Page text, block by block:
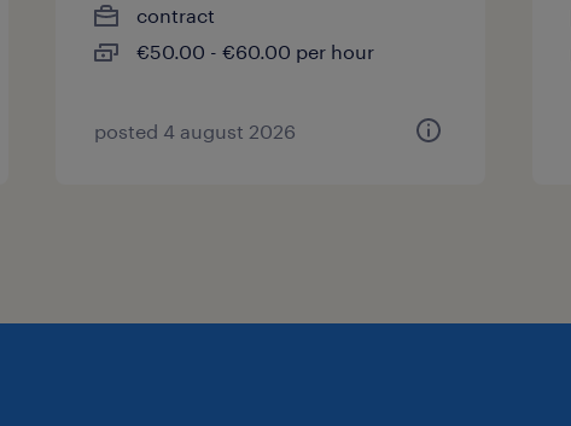
contract
€50.00 - €60.00 per hour
posted 4 august 2026